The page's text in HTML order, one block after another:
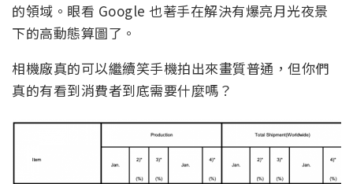
的領域。眼看 Google 也著手在解決有爆亮月光夜景
下的高動態算圖了。
相機廠真的可以繼續笑手機拍出來畫質普通，但你們
真的有看到消費者到底需要什麼嗎？